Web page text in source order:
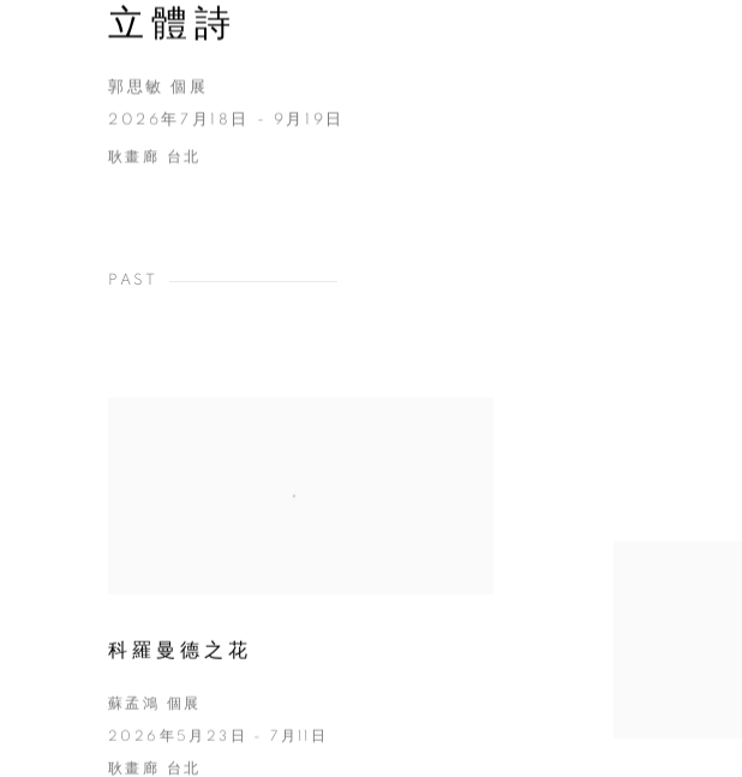
立體詩
郭思敏 個展
2026年7月18日 - 9月19日
耿畫廊 台北
PAST
科羅曼德之花
蘇孟鴻 個展
2026年5月23日 - 7月11日
耿畫廊 台北